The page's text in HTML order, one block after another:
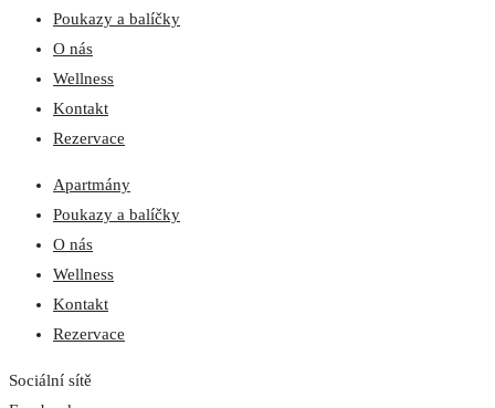
Poukazy a balíčky
O nás
Wellness
Kontakt
Rezervace
Apartmány
Poukazy a balíčky
O nás
Wellness
Kontakt
Rezervace
Sociální sítě